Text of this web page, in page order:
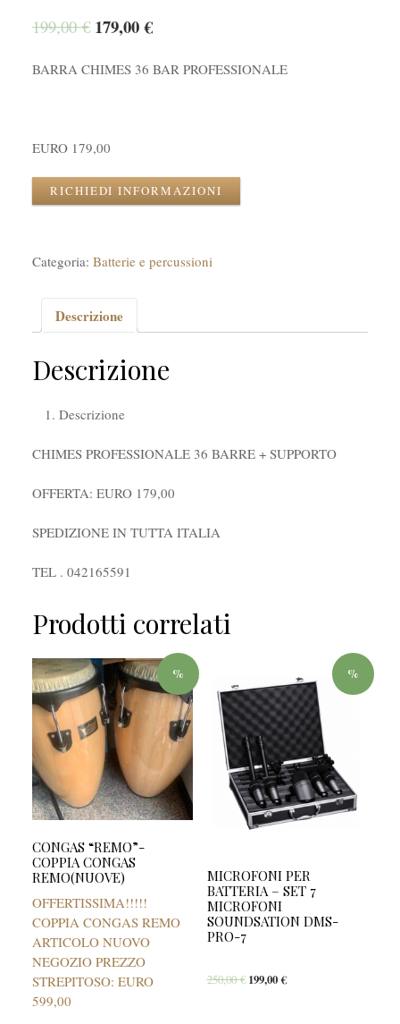
199,00€ 179,00€
BARRA CHIMES 36 BAR PROFESSIONALE
EURO 179,00
RICHIEDI INFORMAZIONI
Categoria: Batterie e percussioni
Descrizione
Descrizione
Descrizione
CHIMES PROFESSIONALE 36 BARRE + SUPPORTO
OFFERTA: EURO 179,00
SPEDIZIONE IN TUTTA ITALIA
TEL . 042165591
Prodotti correlati
%
CONGAS “REMO”-
COPPIA CONGAS
REMO(NUOVE)
OFFERTISSIMA!!!!!
COPPIA CONGAS REMO
ARTICOLO NUOVO
NEGOZIO PREZZO
STREPITOSO: EURO
599,00
%
MICROFONI PER
BATTERIA – SET 7
MICROFONI
SOUNDSATION DMS-
PRO-7
250,00€ 199,00€